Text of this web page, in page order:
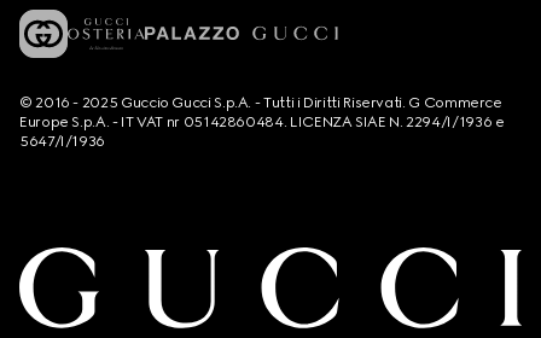
© 2016 - 2025 Guccio Gucci S.p.A. - Tutti i Diritti Riservati. G Commerce
Europe S.p.A. - IT VAT nr 05142860484. LICENZA SIAE N. 2294/I/1936 e
5647/I/1936